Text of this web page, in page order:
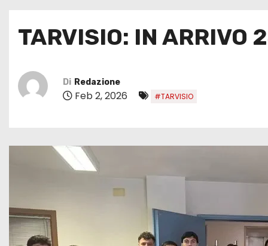
TARVISIO: IN ARRIVO
Di Redazione
Feb 2, 2026 #TARVISIO